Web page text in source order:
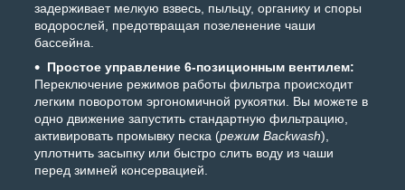
задерживает мелкую взвесь, пыльцу, органику и споры
водорослей, предотвращая позеленение чаши
бассейна.
Простое управление 6-позиционным вентилем:
Переключение режимов работы фильтра происходит
легким поворотом эргономичной рукоятки. Вы можете в
одно движение запустить стандартную фильтрацию,
активировать промывку песка (режим Backwash),
уплотнить засыпку или быстро слить воду из чаши
перед зимней консервацией.